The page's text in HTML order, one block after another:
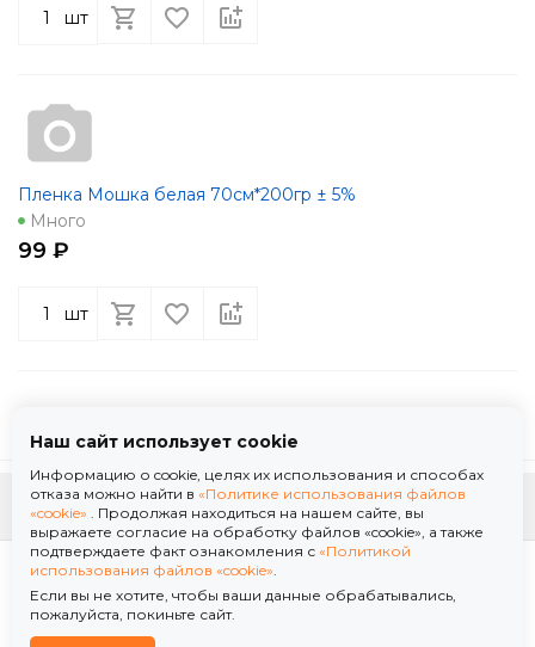
шт
Пленка Мошка белая 70см*200гр ± 5%
Много
99 ₽
шт
К началу страницы
© 2026 ООО "Флор Мануфактура" .Все права защищены. Информация сайта защищена
Политика обработки персональных данных
Политика использования файлов «cookie»
Наш сайт использует cookie
Информацию о cookie, целях их использования и способах
отказа можно найти в «Политике использования файлов
«cookie» . Продолжая находиться на нашем сайте, вы
выражаете согласие на обработку файлов «cookie», а также
подтверждаете факт ознакомления с «Политикой
использования файлов «cookie».
Если вы не хотите, чтобы ваши данные обрабатывались,
пожалуйста, покиньте сайт.